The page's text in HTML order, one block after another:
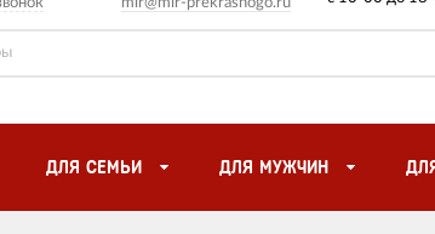
ДЛЯ СЕМЬИ ДЛЯ МУЖЧИН